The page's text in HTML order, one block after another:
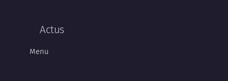
Actus
Menu